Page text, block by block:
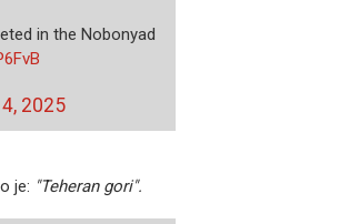
in the Nobonyad
2025
je: "Teheran gori".